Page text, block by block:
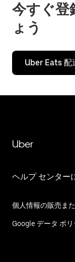
今すぐ登
ょう
Uber Eats 配
Uber
ヘルプ センター
個人情報の販売ま
Google データ ポリ